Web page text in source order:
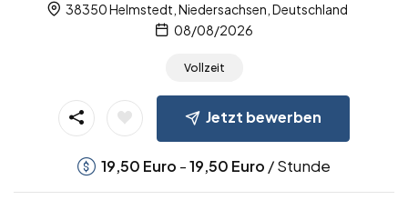
38350 Helmstedt, Niedersachsen, Deutschland
08/08/2026
Vollzeit
Jetzt bewerben
19,50 Euro -19,50 Euro / Stunde